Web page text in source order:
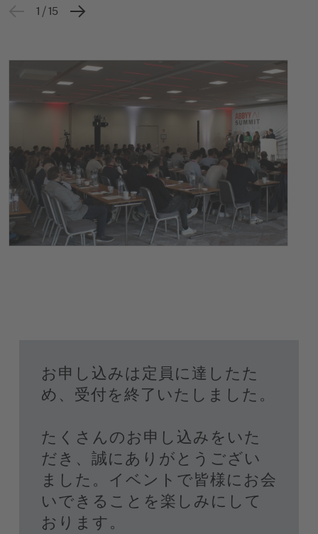
1 / 15
お申し込みは定員に達したた
め、受付を終了いたしました。
たくさんのお申し込みをいた
だき、誠にありがとうござい
ました。イベントで皆様にお会
いできることを楽しみにして
おります。